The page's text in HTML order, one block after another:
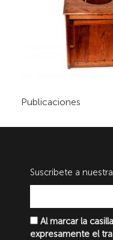
Publicaciones
Suscribete a
Al marcar la
expresamente el